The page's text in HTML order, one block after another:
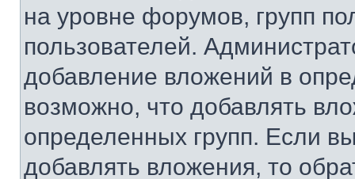
на уровне форумов, групп
пользователей.
добавление вложений в
возможно, что добавлять
определенных групп. Если
добавлять вложения, то